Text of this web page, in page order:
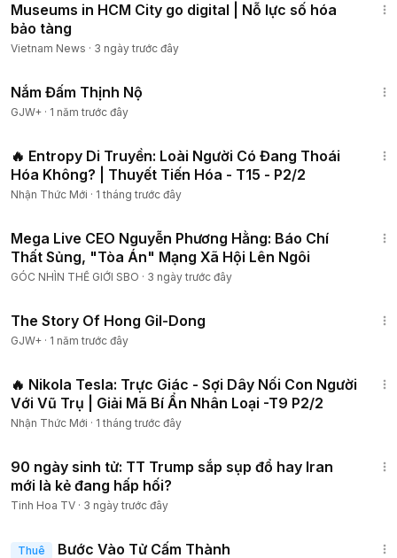
Museums in HCM City go digital | Nỗ lực số hóa
bảo tàng
Vietnam News · 3 ngày trước đây
Nắm Đấm Thịnh Nộ
GJW+ · 1 năm trước đây
🔥 Entropy Di Truyền: Loài Người Có Đang Thoái
Hóa Không? | Thuyết Tiến Hóa - T15 - P2/2
Nhận Thức Mới · 1 tháng trước đây
Mega Live CEO Nguyễn Phương Hằng: Báo Chí
Thất Sủng, "Tòa Án" Mạng Xã Hội Lên Ngôi
GÓC NHÌN THẾ GIỚI SBO · 3 ngày trước đây
The Story Of Hong Gil-Dong
GJW+ · 1 năm trước đây
🔥 Nikola Tesla: Trực Giác - Sợi Dây Nối Con Người
Với Vũ Trụ | Giải Mã Bí Ẩn Nhân Loại -T9 P2/2
Nhận Thức Mới · 1 tháng trước đây
90 ngày sinh tử: TT Trump sắp sụp đổ hay Iran
mới là kẻ đang hấp hối?
Tinh Hoa TV · 3 ngày trước đây
Thuê Bước Vào Tử Cấm Thành